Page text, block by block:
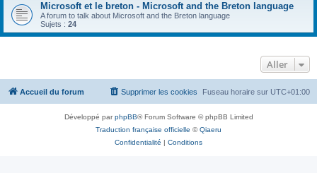
Microsoft et le breton - Microsoft and the Breton language
A forum to talk about Microsoft and the Breton language
Sujets : 24
Aller
Accueil du forum Fuseau horaire sur UTC+01:00
Supprimer les cookies
Développé parphpBB® Forum Software © phpBB Limited
Traduction française officielle ©Qiaeru
Confidentialité | Conditions